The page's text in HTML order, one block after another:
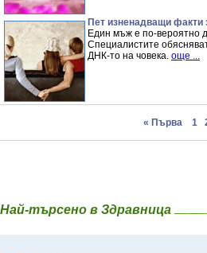
Пет изненадващи факти
Един мъж е по-вероятно
Специалистите
ДНК-то на човека. още ...
« Първа 1
Най-търсено в Здравница